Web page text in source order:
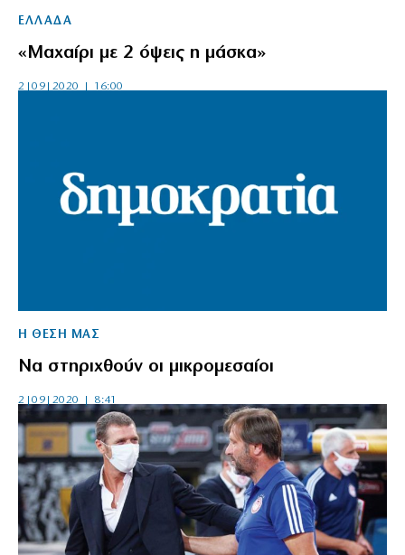
ΕΛΛΑΔΑ
«Μαχαίρι με 2 όψεις η μάσκα»
2|09|2020 | 16:00
Η ΘΕΣΗ ΜΑΣ
Να στηριχθούν οι μικρομεσαίοι
2|09|2020 | 8:41